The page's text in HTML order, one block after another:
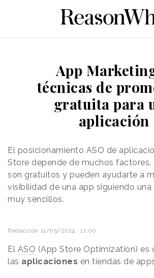
App
técnicas de
gratuita para
aplicación
El posicionamiento ASO de
Store depende de muchos factores.
son gratuitos y pueden ayudarte a
visibilidad de una app siguiendo una
muy sencillos.
Redacción 11/05/2014 · 11:00
El ASO (App Store Optimization) es
las aplicaciones en tiendas de